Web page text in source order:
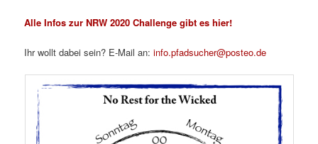
Alle Infos zur NRW 2020 Challenge gibt es hier!
Ihr wollt dabei sein? E-Mail an:info.pfadsucher@posteo.de